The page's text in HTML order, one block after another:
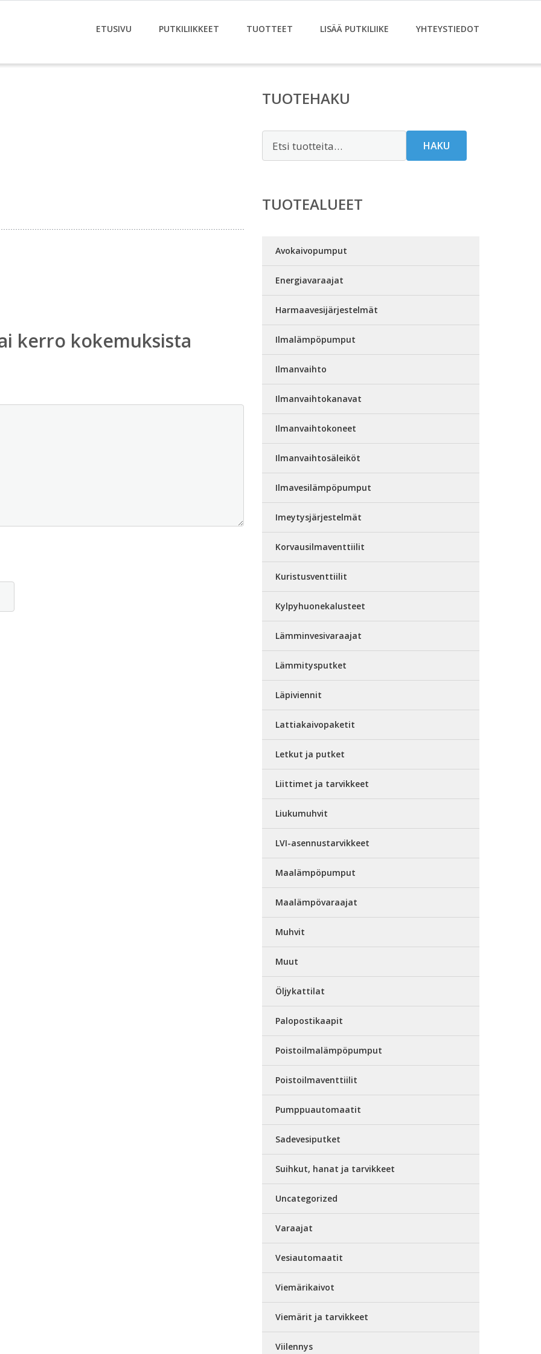
ETUSIVU PUTKILIIKKEET TUOTTEET LISÄÄ PUTKILIIKE YHTEYSTIEDOT
kerro kokemuksista
TUOTEHAKU
HAKU
TUOTEALUEET
Avokaivopumput
Energiavaraajat
Harmaavesijärjestelmät
Ilmalämpöpumput
Ilmanvaihto
Ilmanvaihtokanavat
Ilmanvaihtokoneet
Ilmanvaihtosäleiköt
Ilmavesilämpöpumput
Imeytysjärjestelmät
Korvausilmaventtiilit
Kuristusventtiilit
Kylpyhuonekalusteet
Lämminvesivaraajat
Lämmitysputket
Läpiviennit
Lattiakaivopaketit
Letkut ja putket
Liittimet ja tarvikkeet
Liukumuhvit
LVI-asennustarvikkeet
Maalämpöpumput
Maalämpövaraajat
Muhvit
Muut
Öljykattilat
Palopostikaapit
Poistoilmalämpöpumput
Poistoilmaventtiilit
Pumppuautomaatit
Sadevesiputket
Suihkut, hanat ja tarvikkeet
Uncategorized
Varaajat
Vesiautomaatit
Viemärikaivot
Viemärit ja tarvikkeet
Viilennys